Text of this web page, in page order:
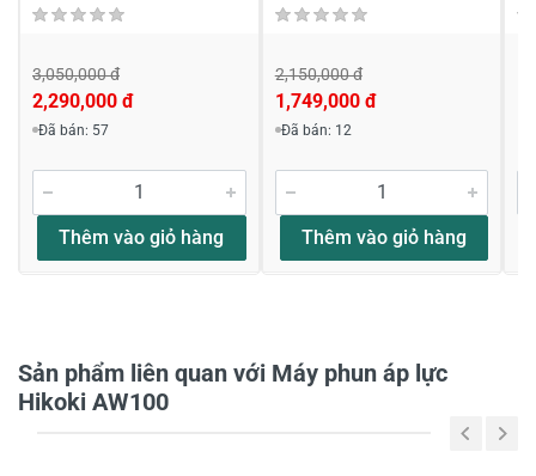
Viết nhận xét về sản phẩm
Đánh giá sao
Tiêu đề của nhận xét *
3,050,000 đ
2,290,000 đ
Đã bán: 57
Thêm vào giỏ hàng
2,150,000 đ
1,749,000 đ
Đã bán: 12
Thêm vào giỏ hàng
Sản phẩm liên quan với Máy phun áp lực
Hikoki AW100